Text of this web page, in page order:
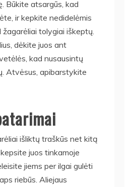
Būkite atsargūs, kad
ir kepkite nedidelėmis
žagarėliai tolygiai iškeptų.
dėkite juos ant
kad nusausintų
Atvėsus, apibarstykite
išliktų traškūs net kitą
juos tinkamoje
jiems per ilgai gulėti
riebūs. Aliejaus